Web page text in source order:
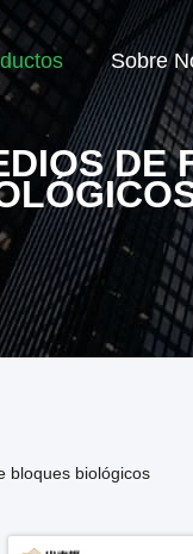
Sobre
DE
bloques biológicos